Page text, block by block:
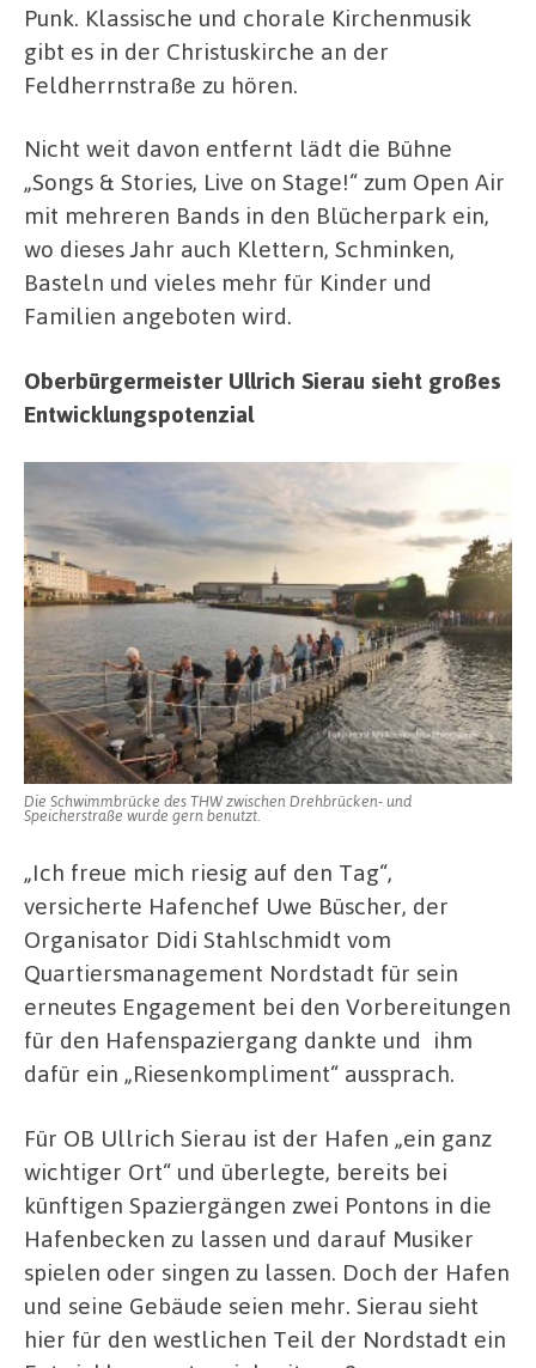
Punk. Klassische und chorale Kirchenmusik
gibt es in der Christuskirche an der
Feldherrnstraße zu hören.
Nicht weit davon entfernt lädt die Bühne
„Songs & Stories, Live on Stage!“ zum Open Air
mit mehreren Bands in den Blücherpark ein,
wo dieses Jahr auch Klettern, Schminken,
Basteln und vieles mehr für Kinder und
Familien angeboten wird.
Oberbürgermeister Ullrich Sierau sieht großes
Entwicklungspotenzial
Die Schwimmbrücke des THW zwischen Drehbrücken- und
Speicherstraße wurde gern benutzt.
„Ich freue mich riesig auf den Tag“,
versicherte Hafenchef Uwe Büscher, der
Organisator Didi Stahlschmidt vom
Quartiersmanagement Nordstadt für sein
erneutes Engagement bei den Vorbereitungen
für den Hafenspaziergang dankte und ihm
dafür ein „Riesenkompliment“ aussprach.
Für OB Ullrich Sierau ist der Hafen „ein ganz
wichtiger Ort“ und überlegte, bereits bei
künftigen Spaziergängen zwei Pontons in die
Hafenbecken zu lassen und darauf Musiker
spielen oder singen zu lassen. Doch der Hafen
und seine Gebäude seien mehr. Sierau sieht
hier für den westlichen Teil der Nordstadt ein